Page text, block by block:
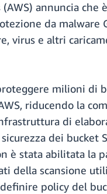
(AWS) annuncia
da
virus e altri
milioni di
riducendo la
di
dei bucket
è stata abilitata
della scansione
policy del